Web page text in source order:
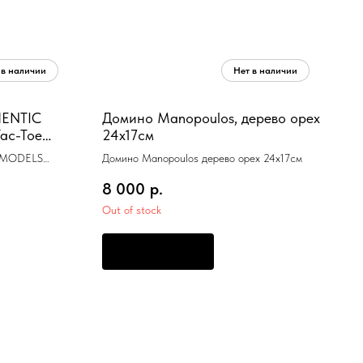
Toe
Домино Manopoulos, дерево орех
24x17см
Домино Manopoulos дерево орех 24x17см
8 000 р.
Out of stock